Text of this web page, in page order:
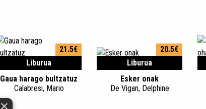
Liburua
21.5€
Gaua harago bultzatuz
Calabresi, Mario
Liburua
20.5€
Esker onak
De Vigan, Delphine